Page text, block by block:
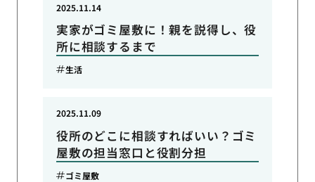
実家がゴミ屋敷に！親を説得し、役
所に相談するまで
2025.11.14
生活
役所のどこに相談すればいい？ゴミ
屋敷の担当窓口と役割分担
2025.11.09
ゴミ屋敷